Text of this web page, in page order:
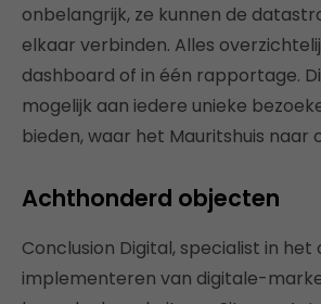
onbelangrijk, ze kunnen de
elkaar verbinden. Alles
dashboard of in één rapportage.
mogelijk aan iedere unieke
bieden, waar het Mauritshuis naar
Achthonderd objecten
Conclusion Digital, specialist in
implementeren van digitale-